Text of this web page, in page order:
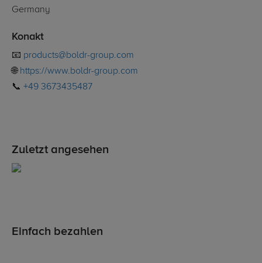
Germany
Konakt
📧 products@boldr-group.com
🌐 https://www.boldr-group.com
📞 +49 3673435487
Zuletzt angesehen
Einfach bezahlen